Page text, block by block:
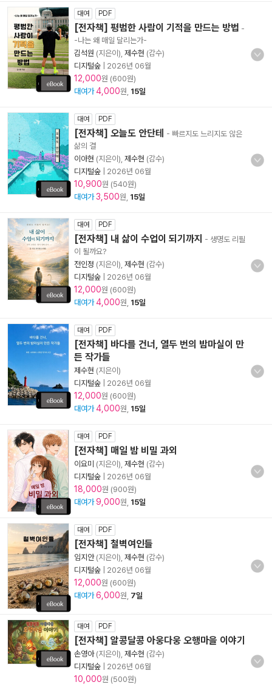
대여 PDF
[전자책] 평범한 사람이 기적을 만드는 방법 -
-나는 왜 매일 달리는가-
김석원 (지은이), 제수현 (감수)
디지털숲
2026년 06월
12,000원 (600원)
대여가 4,000원, 15일
대여 PDF
[전자책] 오늘도 안단테 - 빠르지도 느리지도 않은
삶의 결
이아현 (지은이), 제수현 (감수)
디지털숲
2026년 06월
10,900원 (540원)
대여가 3,500원, 15일
대여 PDF
[전자책] 내 삶이 수업이 되기까지 - 생명도 리필
이 될까요?
전인정 (지은이), 제수현 (감수)
디지털숲
2026년 06월
12,000원 (600원)
대여가 4,000원, 15일
대여 PDF
[전자책] 바다를 건너, 열두 번의 밤마실이 만
든 작가들
제수현 (지은이)
디지털숲
2026년 06월
12,000원 (600원)
대여가 4,000원, 15일
대여 PDF
[전자책] 매일 밤 비밀 과외
이요미 (지은이), 제수현 (감수)
디지털숲
2026년 06월
18,000원 (900원)
대여가 9,000원, 15일
대여 PDF
[전자책] 철벽여인들
임지안(지은이), 제수현 (감수)
디지털숲
2026년 06월
12,000원 (600원)
대여가 6,000원, 7일
대여 PDF
[전자책] 알콩달콩 아웅다웅 오행마을 이야기
손영아(지은이), 제수현 (감수)
디지털숲
2026년 06월
10,000원 (500원)